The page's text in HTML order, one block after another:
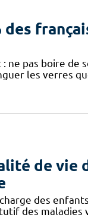
ne pas boire
les verres
de vie
des
des maladies